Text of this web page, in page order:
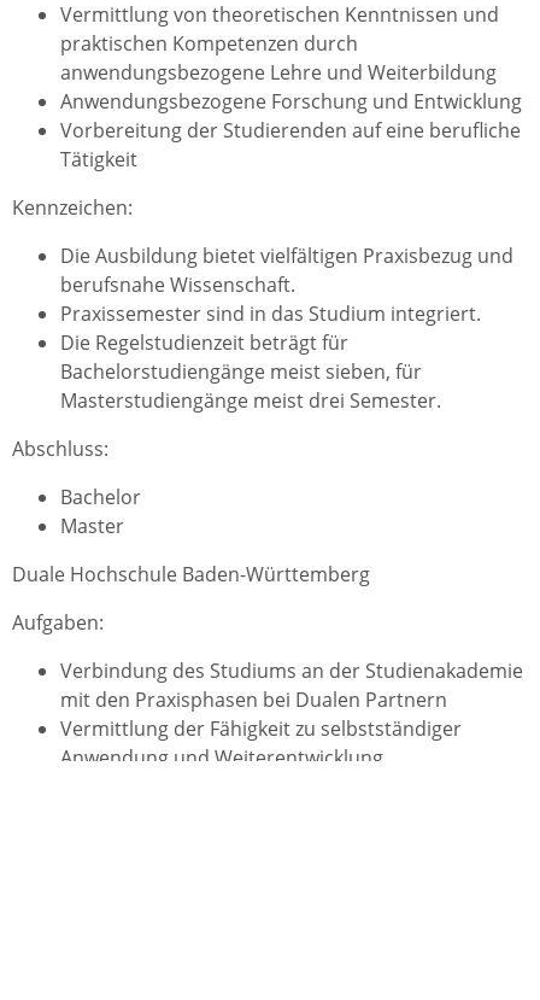
Vermittlung von theoretischen Kenntnissen und
praktischen Kompetenzen durch
anwendungsbezogene Lehre und Weiterbildung
Anwendungsbezogene Forschung und Entwicklung
Vorbereitung der Studierenden auf eine berufliche
Tätigkeit
Kennzeichen:
Die Ausbildung bietet vielfältigen Praxisbezug und
berufsnahe Wissenschaft.
Praxissemester sind in das Studium integriert.
Die Regelstudienzeit beträgt für
Bachelorstudiengänge meist sieben, für
Masterstudiengänge meist drei Semester.
Abschluss:
Bachelor
Master
Duale Hochschule Baden-Württemberg
Aufgaben:
Verbindung des Studiums an der Studienakademie
mit den Praxisphasen bei Dualen Partnern
Vermittlung der Fähigkeit zu selbstständiger
Anwendung und Weiterentwicklung